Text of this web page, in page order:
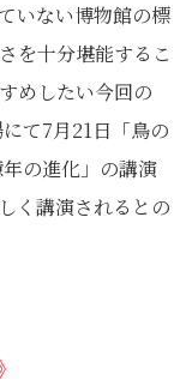
いない博物館の標
を十分堪能するこ
めしたい今回の
て7月21日「鳥の
の進化」の講演
く講演されるとの